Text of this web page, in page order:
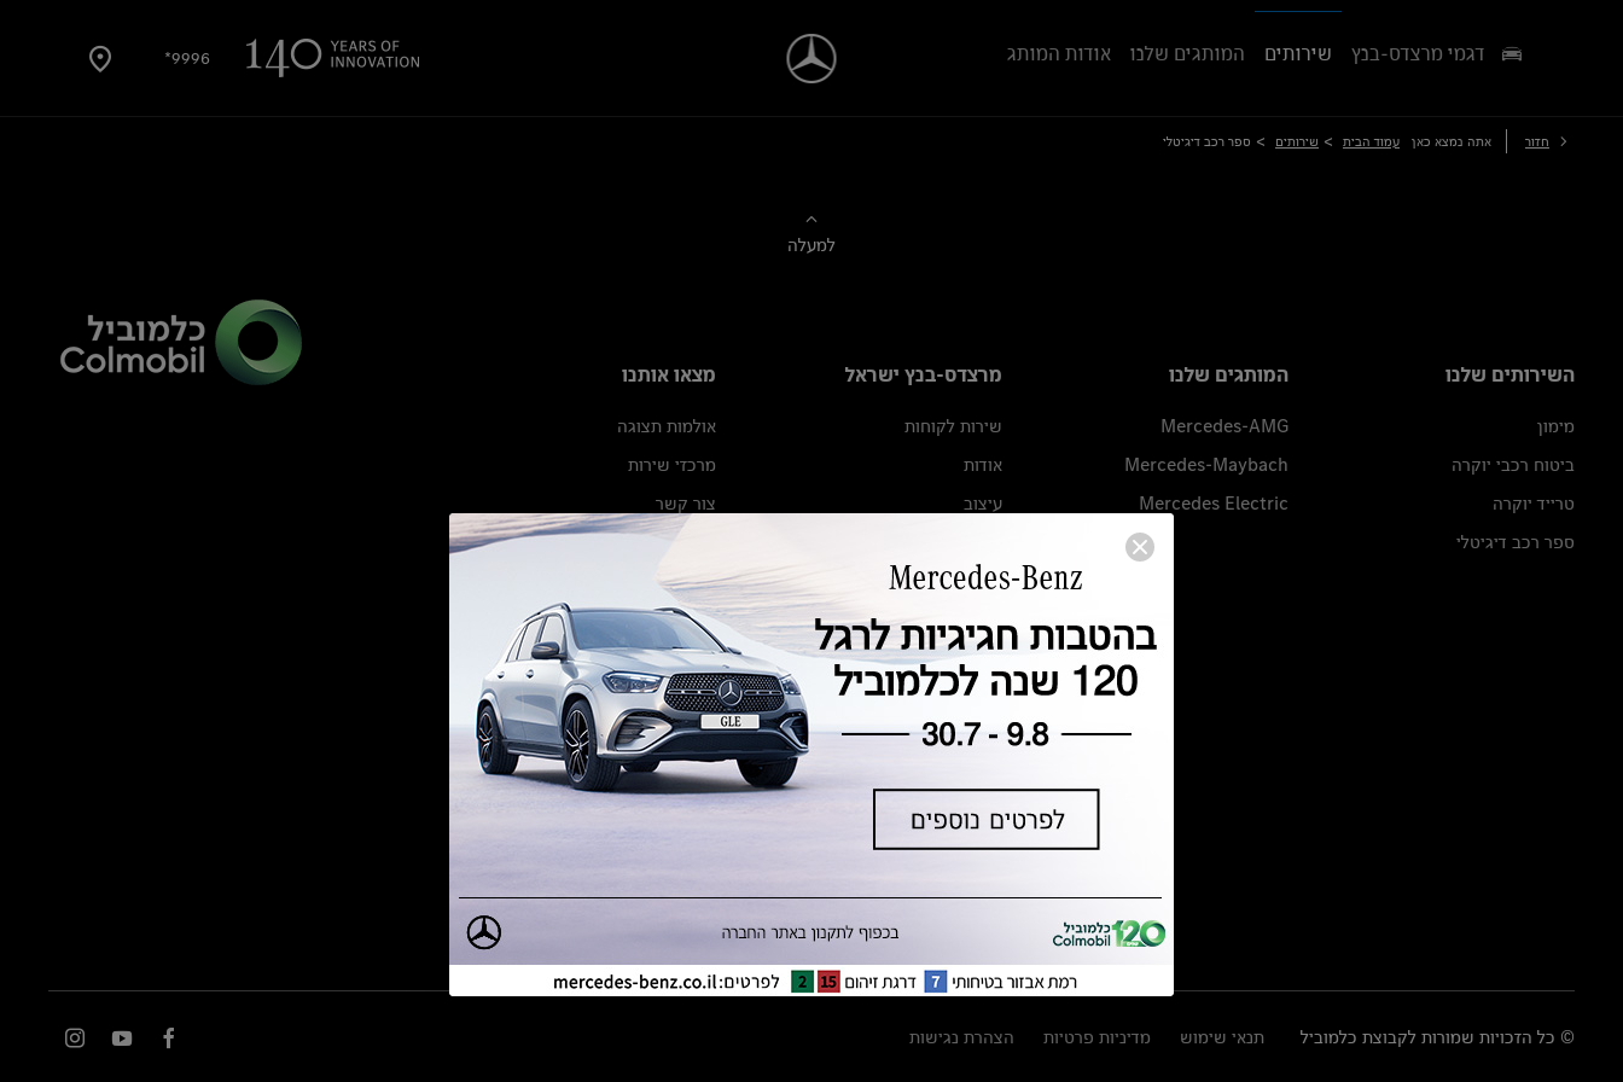
9996* דגמי מרצדס-בנץ שירותים המותגים שלנו אודות המותג
חזור אתה נמצא כאן עמוד הבית > שירותים > ספר רכב דיגיטלי
למעלה
השירותים שלנו
מימון
ביטוח רכבי יוקרה
טרייד יוקרה
ספר רכב דיגיטלי
המותגים שלנו
Mercedes-AMG
Mercedes-Maybach
Mercedes Electric
מרצדס-בנץ ישראל
שירות לקוחות
אודות
עיצוב
מגזין מרצדס-בנץ
ספרי רכב מרצדס-בנץ
נתוני זיהום אוויר וצריכת דלק וחשמל
נתוני תווית צמיגים
מחירון חלפים
הודעה על הטבות לרכבי מרצדס בהסדר
מצאו אותנו
אולמות תצוגה
מרכזי שירות
צור קשר
© כל הזכויות שמורות לקבוצת כלמוביל תנאי שימוש מדיניות פרטיות הצהרת נגישות